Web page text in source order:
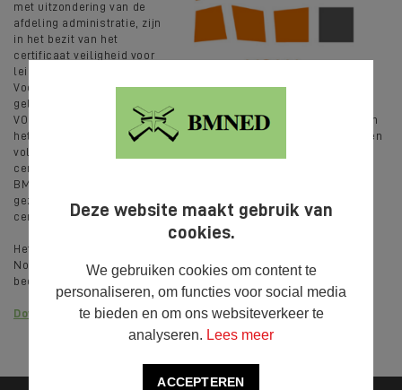
Deze website maakt gebruik van
cookies.
We gebruiken cookies om content te
personaliseren, om functies voor social media
te bieden en om ons websiteverkeer te
analyseren. Lees meer
ACCEPTEREN
met uitzondering van de
afdeling administratie, zijn
in het bezit van het
certificaat veiligheid voor
leidinggevende (VCA-VOL).
Voor de veldwerkafdeling
geldt dat alle leidinggevenden eveneens beschikken over VCA-
VOL. Daarnaast zijn alle overige veldmedewerkers in het bezit van
het certificaat basisveiligheid (VCA-B). Om de veiligheidsaspecten
volledig te beheersen heeft BMNED naast de individuele
certificering zich ook als bedrijf zijnde gecertificeerd.
BMNEDvoldoet aan de eisen op het gebied van veiligheid,
gezondheid en milieu en dat wordt aangetoond door het VCA** -
certificaat.
Het veiligheidswaarborgingssysteem van BMNED wordt door
Normec door middel van periodieke bezoeken getoetst en
beoordeeld.
Download hier het VCA**-certificaat